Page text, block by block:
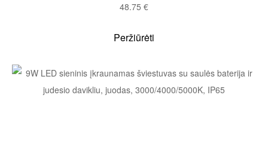
48.75 €
Peržiūrėti